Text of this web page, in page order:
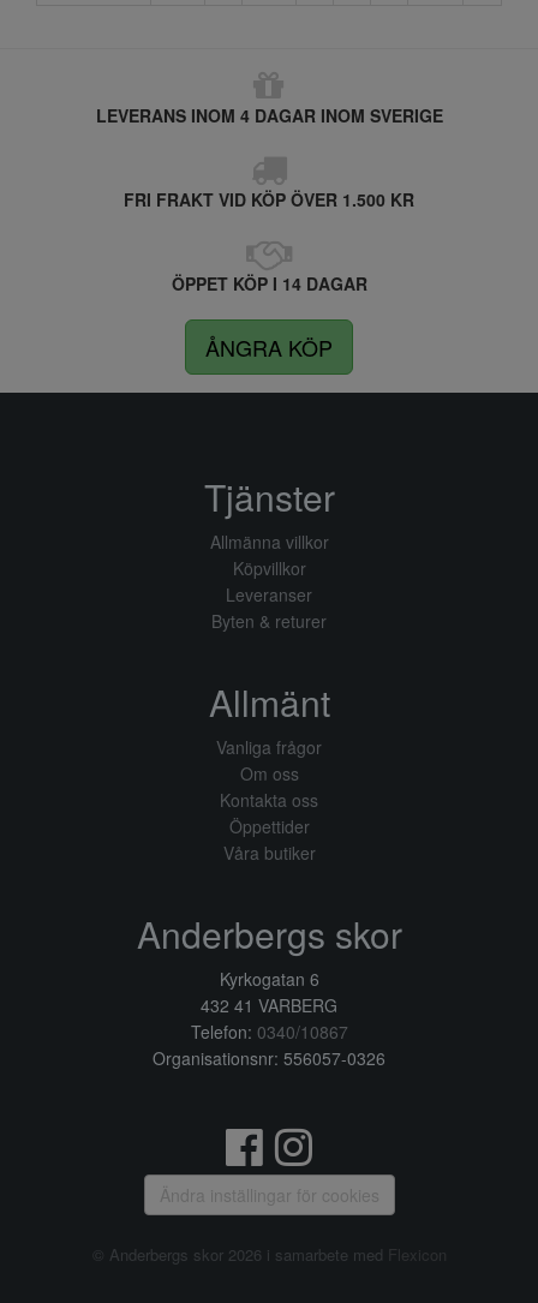
LEVERANS INOM 4 DAGAR INOM SVERIGE
FRI FRAKT VID KÖP ÖVER 1.500 KR
ÖPPET KÖP I 14 DAGAR
ÅNGRA KÖP
Tjänster
Allmänna villkor
Köpvillkor
Leveranser
Byten & returer
Allmänt
Vanliga frågor
Om oss
Kontakta oss
Öppettider
Våra butiker
Anderbergs skor
Kyrkogatan 6
432 41 VARBERG
Telefon: 0340/10867
Organisationsnr: 556057-0326
Ändra inställingar för cookies
© Anderbergs skor 2026 i samarbete med Flexicon